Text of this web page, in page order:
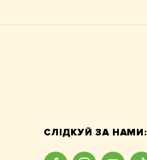
СЛІДКУЙ ЗА НАМИ: